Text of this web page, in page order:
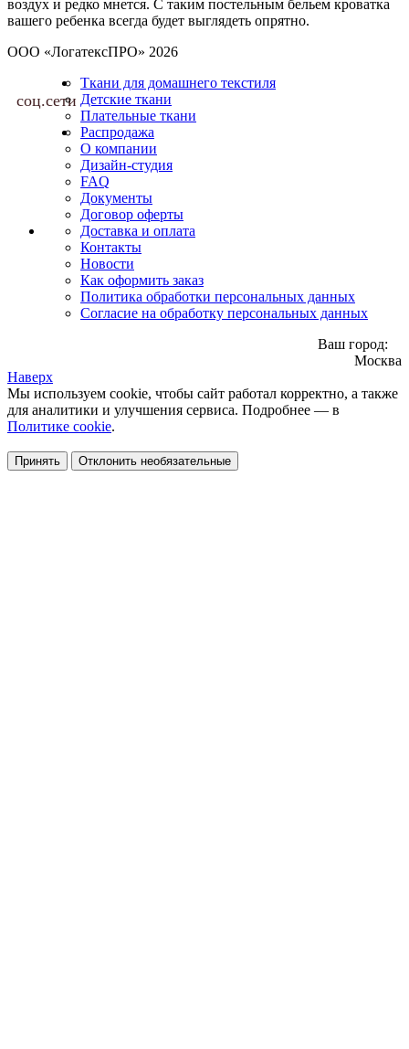
воздух и редко мнется. С таким постельным бельем кроватка
вашего ребенка всегда будет выглядеть опрятно.
ООО «ЛогатексПРО» 2026
соц.сети
Ткани для домашнего текстиля
Детские ткани
Плательные ткани
Распродажа
О компании
Дизайн-студия
FAQ
Документы
Договор оферты
Доставка и оплата
Контакты
Новости
Как оформить заказ
Политика обработки персональных данных
Согласие на обработку персональных данных
Ваш город:
Москва
Наверх
Мы используем cookie, чтобы сайт работал корректно, а также
для аналитики и улучшения сервиса. Подробнее — в
Политике cookie.
Принять Отклонить необязательные